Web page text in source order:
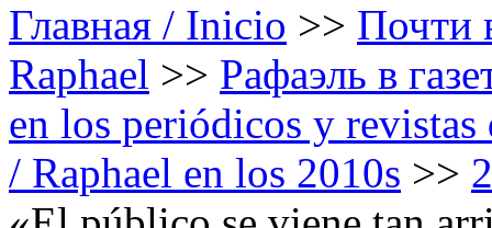
Главная / Inicio >> Почти
Raphael >> Рафаэль в
en los periódicos y
/ Raphael en los 2010s >>